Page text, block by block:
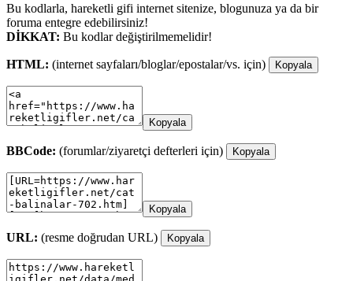
Bu kodlarla, hareketli gifi internet sitenize, blogunuza ya da bir
foruma entegre edebilirsiniz!
DİKKAT: Bu kodlar değiştirilmemelidir!
HTML: (internet sayfaları/bloglar/epostalar/vs. için) Kopyala
Kopyala
BBCode: (forumlar/ziyaretçi defterleri için) Kopyala
Kopyala
URL: (resme doğrudan URL) Kopyala